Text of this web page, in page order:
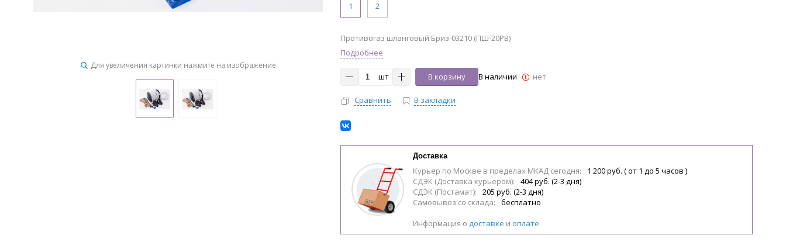
Для увеличения картинки нажмите на изображение
1
2
Противогаз шланговый Бриз-03210 (ПШ-20РВ)
Подробнее
шт В корзину В наличии нет
Сравнить В закладки
Доставка
Курьер по Москве в пределах МКАД сегодня:
1 200 руб. ( от 1 до 5 часов )
СДЭК (Доставка курьером):
404 руб. (2-3 дня)
СДЭК (Постамат):
205 руб. (2-3 дня)
Самовывоз со склада:
бесплатно
Информация о доставке и оплате